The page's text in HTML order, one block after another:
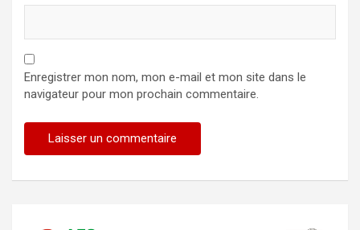
Enregistrer mon nom, mon e-mail et mon site dans le
navigateur pour mon prochain commentaire.